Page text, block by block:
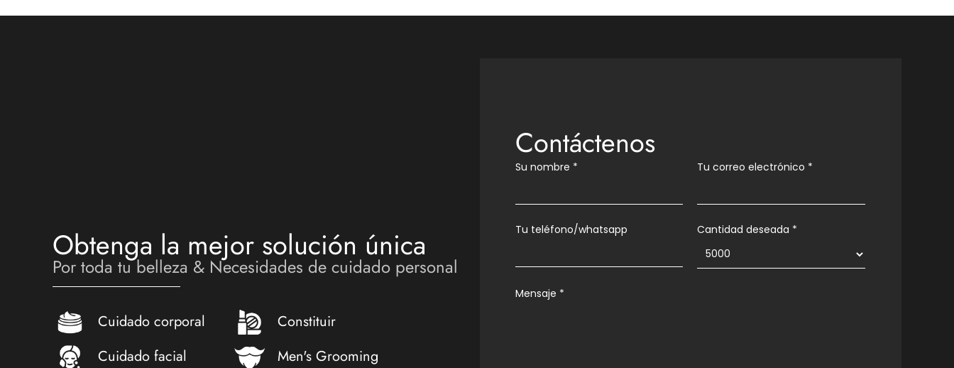
Obtenga la mejor solución única
Por toda tu belleza & Necesidades de cuidado personal
Cuidado corporal
Constituir
Cuidado facial
Men's Grooming
Contáctenos
Su nombre * Tu correo electrónico *
Tu teléfono/whatsapp Cantidad deseada *
Mensaje *